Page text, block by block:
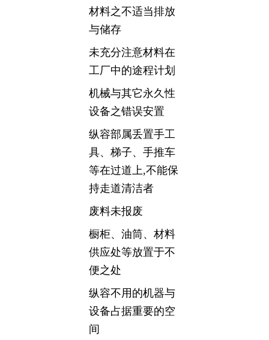
材料之不适当排放
与储存
未充分注意材料在
工厂中的途程计划
机械与其它永久性
设备之错误安置
纵容部属丢置手工
具、梯子、手推车
等在过道上,不能保
持走道清洁者
废料未报废
橱柜、油筒、材料
供应处等放置于不
便之处
纵容不用的机器与
设备占据重要的空
间